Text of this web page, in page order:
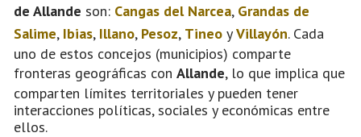
de Allande son: Cangas del Narcea, Grandas de
Salime, Ibias, Illano, Pesoz, Tineo yVillayón. Cada
uno de estos concejos (municipios) comparte
fronteras geográficas con Allande, lo que implica que
comparten límites territoriales y pueden tener
interacciones políticas, sociales y económicas entre
ellos.